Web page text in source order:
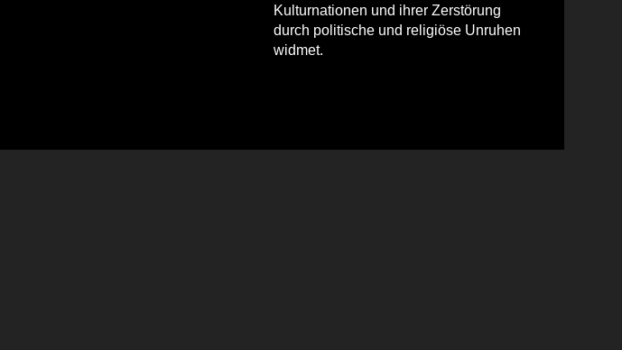
Kulturnationen und ihrer Zerstörung
durch politische und religiöse Unruhen
widmet.